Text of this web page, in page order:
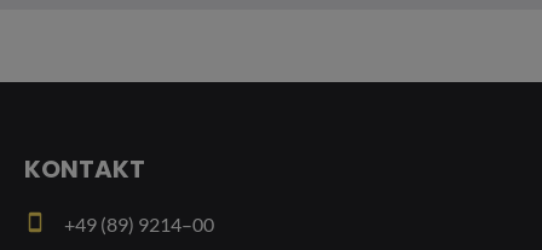
KONTAKT
smartphone +49 (89) 9214–00